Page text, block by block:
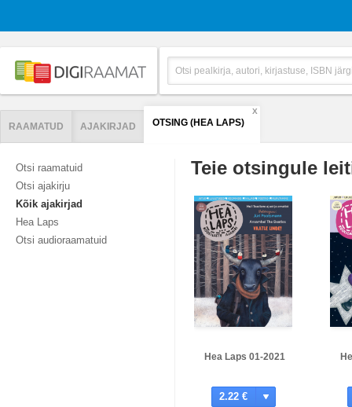
RAAMATUD AJAKIRJAD OTSING (HEA LAPS)
X
Otsi raamatuid
Otsi ajakirju
Kõik ajakirjad
Hea Laps
Otsi audioraamatuid
Teie otsingule
Hea Laps 01-2021
2.22 €